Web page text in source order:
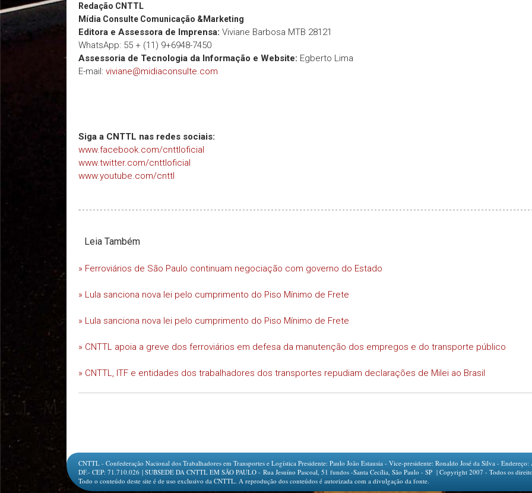
Redação CNTTL
Mídia Consulte Comunicação &Marketing
Editora e Assessora de Imprensa: Viviane Barbosa MTB 28121
WhatsApp: 55 + (11) 9+6948-7450
Assessoria de Tecnologia da Informação e Website: Egberto Lima
E-mail: viviane@midiaconsulte.com
Siga a CNTTL nas redes sociais:
www.facebook.com/cnttloficial
www.twitter.com/cnttloficial
www.youtube.com/cnttl
Leia Também
» Ferroviários de São Paulo continuam negociação com governo do Estado
» Lula sanciona nova lei pelo cumprimento do Piso Mínimo de Frete
» Lula sanciona nova lei pelo cumprimento do Piso Mínimo de Frete
» CNTTL apoia a greve dos ferroviários em defesa da manutenção dos empregos e do transporte público
» CNTTL, ITF e entidades dos trabalhadores dos transportes repudiam declarações de Milei ao Brasil
CNTTL - Confederação Nacional dos Trabalhadores em Transportes e Logística Presidente: Paulo João Estausia - Vice-presidente: Ronaldo José da Silva -
DF.- CEP: 71.710.026 | SUBSEDE DA CNTTL EM SÃO PAULO - Rua Jesuíno Pascoal, 51 fundos -Santa Cecília, São Paulo - SP | Copyright 2007 - Todos os
Todo o conteúdo deste site é de uso exclusivo da CNTTL. A reprodução dos conteúdos é autorizada com a divulgação da fonte.